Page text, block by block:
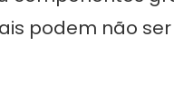
podem não